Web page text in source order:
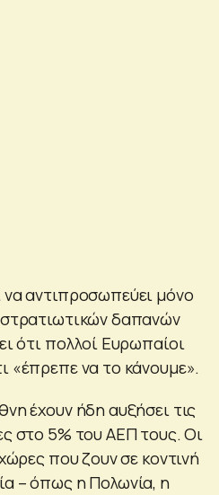
αντιπροσωπεύει μόνο
δαπανών
ότι πολλοί Ευρωπαίοι
«έπρεπε να το κάνουμε».
έχουν ήδη αυξήσει τις
στο 5% του ΑΕΠ τους. Οι
που ζουν σε κοντινή
– όπως η Πολωνία, η